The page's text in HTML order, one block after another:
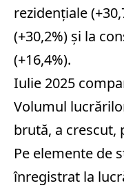
rezidenţiale
(+30,2%) şi la
(+16,4%).
Iulie 2025
Volumul
brută, a crescut,
Pe elemente de
înregistrat la